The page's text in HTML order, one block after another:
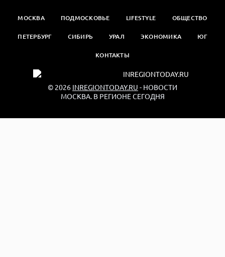
МОСКВА ПОДМОСКОВЬЕ LIFESTYLE ОБЩЕСТВО
ПЕТЕРБУРГ СИБИРЬ УРАЛ ЭКОНОМИКА ЮГ
КОНТАКТЫ
© 2026 INREGIONTODAY.RU - НОВОСТИ
МОСКВА. В РЕГИОНЕ СЕГОДНЯ